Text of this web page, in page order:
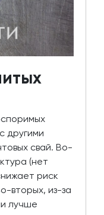
другими
свай. Во-
(нет
риск
вторых, из-за
лучше